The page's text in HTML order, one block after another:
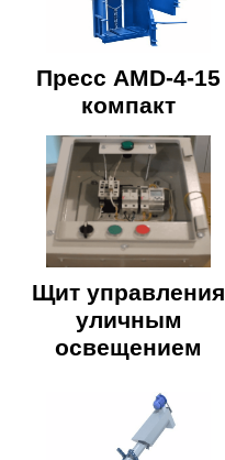
Пресс AMD-4-15
компакт
Щит управления
уличным
освещением